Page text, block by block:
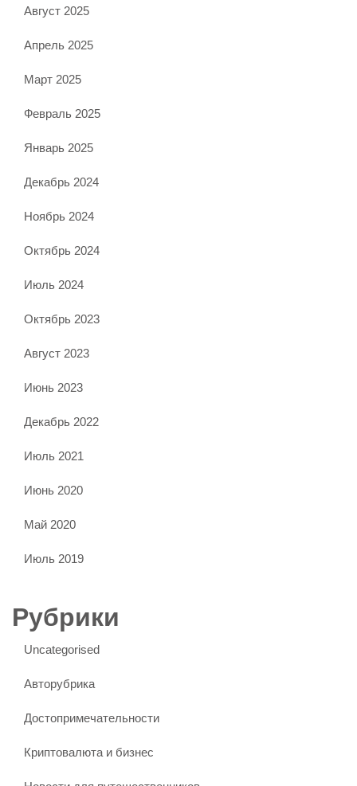
Август 2025
Апрель 2025
Март 2025
Февраль 2025
Январь 2025
Декабрь 2024
Ноябрь 2024
Октябрь 2024
Июль 2024
Октябрь 2023
Август 2023
Июнь 2023
Декабрь 2022
Июль 2021
Июнь 2020
Май 2020
Июль 2019
Рубрики
Uncategorised
Авторубрика
Достопримечательности
Криптовалюта и бизнес